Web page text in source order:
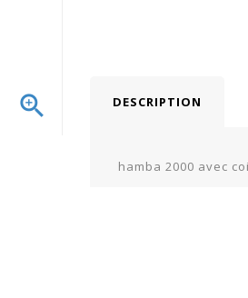
 DESCRIPTION
hamba 2000 avec